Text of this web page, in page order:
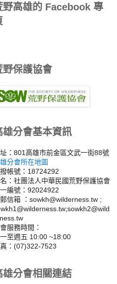
野高雄的 Facebook 專
野保護協會
雄分會基本資訊
：801高雄市前金區文武一街88號
分會所在地圖
帳號：18724292
：社團法人中華民國荒野保護協會
編號：92024922
信箱 ：sowkh@wilderness.tw ;
服務時間：
至週五 10:00 ~18:00
：(07)322-7523
雄分會相關連結